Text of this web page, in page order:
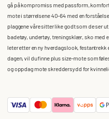
gå på kompromiss med passform,
mote i størrelsene 40–64 med en
plaggene våre sitter like godt som de ser
badetøy, undertøy, treningsklær, sko med
leter etter en ny hverdagslook,
dagen, vil du finne plus size-mote som
og oppdag mote skreddersydd for